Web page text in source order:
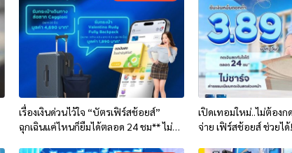
เรื่องเงินด่วนไว้ใจ “บัตรเฟิร์สช้อยส์”
ฉุกเฉินแค่ไหนก็ยืมได้ตลอด 24 ชม** ไม่
เปิดเทอมใหม่..ไม่ต้อง
จ่าย เฟิร์สช้อยส์ ช่วยได้!